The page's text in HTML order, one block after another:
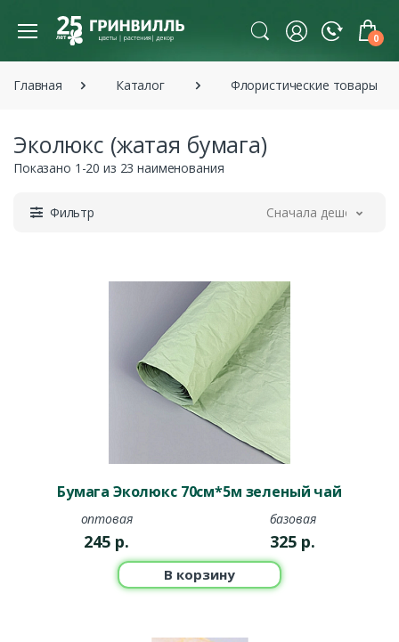
0
Главная Каталог Флористические товары
Эколюкс (жатая бумага)
Показано 1-20 из 23 наименования
Фильтр Сначала дешевле
Бумага Эколюкс 70см*5м зеленый чай
оптовая
245 р.
базовая
325 р.
В корзину